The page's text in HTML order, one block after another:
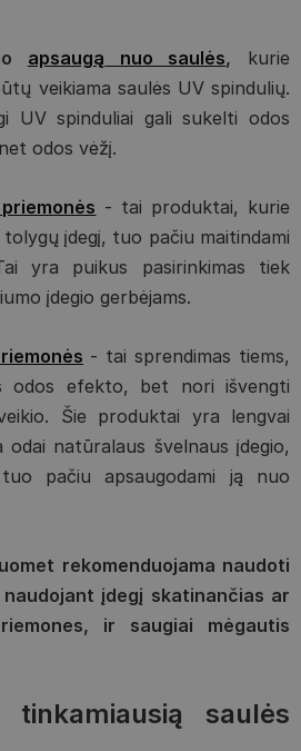
apsaugą nuo saulės, kurie
veikiama saulės UV spindulių.
UV spinduliai gali sukelti odos
odos vėžį.
- tai produktai, kurie
įdegį, tuo pačiu maitindami
yra puikus pasirinkimas tiek
įdegio gerbėjams.
- tai sprendimas tiems,
odos efekto, bet nori išvengti
Šie produktai yra lengvai
odai natūralaus švelnaus įdegio,
pačiu apsaugodami ją nuo
rekomenduojama naudoti
įdegį skatinančias ar
ir saugiai mėgautis
tinkamiausią saulės